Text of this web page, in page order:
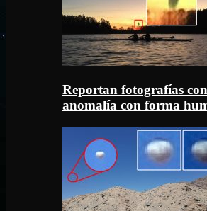
Reportan fotografías
anomalía con forma